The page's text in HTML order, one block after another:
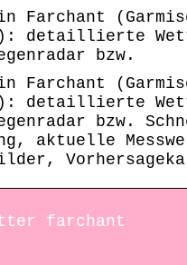
Farchant
detaillierte
bzw.
Farchant
detaillierte
bzw.
aktuelle
farchant